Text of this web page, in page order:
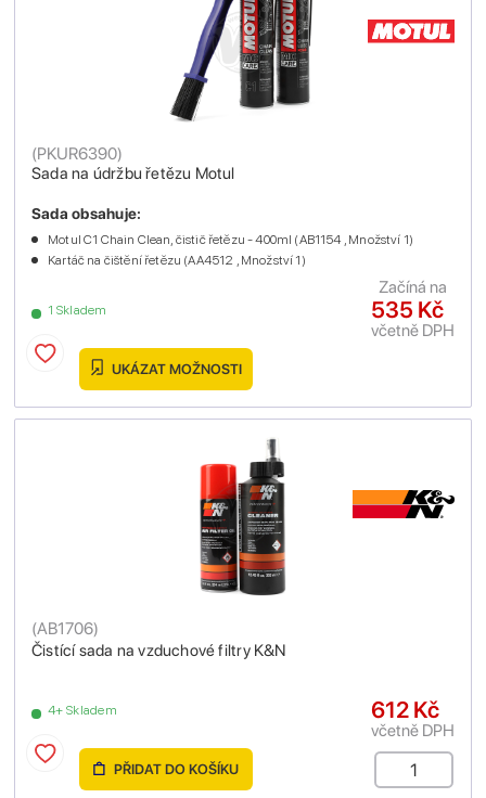
Sada na údržbu řetězu Motul
(PKUR6390)
1 Skladem
Sada obsahuje:
Motul C1 Chain Clean, čistič řetězu - 400ml (AB1154 , Množství 1)
Kartáč na čištění řetězu (AA4512 , Množství 1)
535 Kč
včetně DPH
Začíná na
UKÁZAT MOŽNOSTI
Čistící sada na vzduchové filtry K&N
(AB1706)
4+ Skladem 612 Kč
včetně DPH
PŘIDAT DO KOŠÍKU